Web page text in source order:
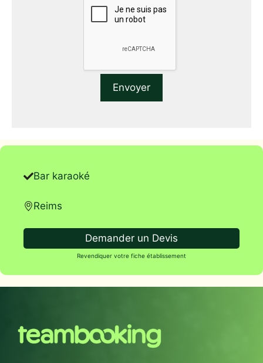
Bar karaoké
Reims
Demander un Devis
Revendiquer votre fiche établissement